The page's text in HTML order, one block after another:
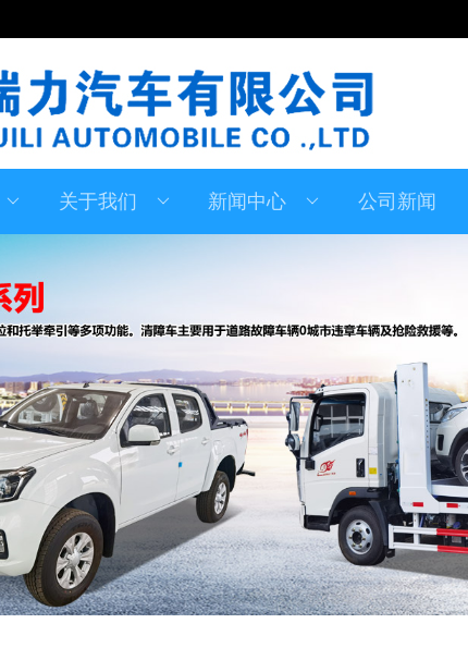
关于我们 新闻中心 公司新闻